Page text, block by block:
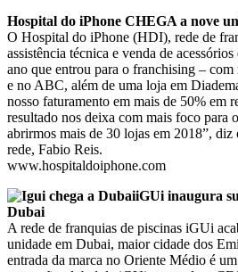
Hospital do iPhone CHEGA a nove
O Hospital do iPhone (HDI), rede de
assistência técnica e venda de
ano que entrou para o franchising –
e no ABC, além de uma loja em
nosso faturamento em mais de 50% em
resultado nos deixa com mais foco para
abrirmos mais de 30 lojas em 2018”, diz
rede, Fabio Reis.
www.hospitaldoiphone.com
iGUi inaugura
Dubai
A rede de franquias de piscinas iGUi
unidade em Dubai, maior cidade dos
entrada da marca no Oriente Médio é